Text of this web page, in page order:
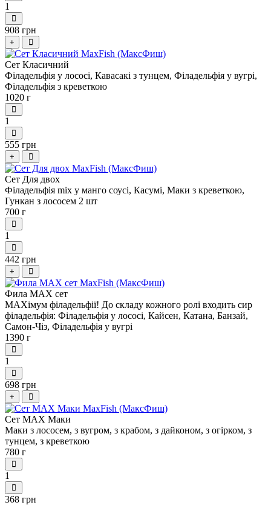
1
908 грн
+
Сет Класичний
Філадельфія у лососі, Кавасакі з тунцем, Філадельфія у вугрі,
Філадельфія з креветкою
1020 г
1
555 грн
+
Сет Для двох
Філадельфія mix у манго соусі, Касумі, Маки з креветкою,
Гункан з лососем 2 шт
700 г
1
442 грн
+
Фила МАХ сет
MAXімум філадельфії! До складу кожного ролі входить сир
філадельфія: Філадельфія у лососі, Кайсен, Катана, Банзай,
Самон-Чіз, Філадельфія у вугрі
1390 г
1
698 грн
+
Сет МАХ Маки
Маки з лососем, з вугром, з крабом, з дайконом, з огірком, з
тунцем, з креветкою
780 г
1
368 грн